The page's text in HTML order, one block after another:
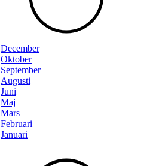
December
Oktober
September
Augusti
Juni
Maj
Mars
Februari
Januari